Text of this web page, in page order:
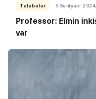
Tələbələr 5 Sentyabr
Professor: Elmin
var